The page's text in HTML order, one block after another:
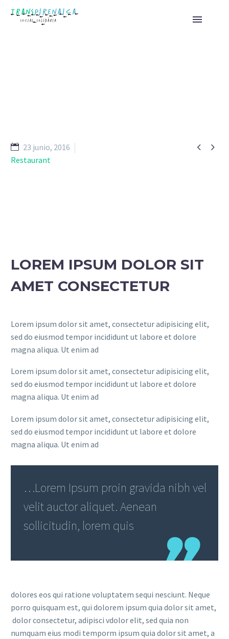
 
23 junio, 2016
Restaurant
LOREM IPSUM DOLOR SIT
AMET CONSECTETUR
Lorem ipsum dolor sit amet, consectetur adipisicing elit,
sed do eiusmod tempor incididunt ut labore et dolore
magna aliqua. Ut enim ad
Lorem ipsum dolor sit amet, consectetur adipisicing elit,
sed do eiusmod tempor incididunt ut labore et dolore
magna aliqua. Ut enim ad
Lorem ipsum dolor sit amet, consectetur adipisicing elit,
sed do eiusmod tempor incididunt ut labore et dolore
magna aliqua. Ut enim ad
…Lorem Ipsum proin gravida nibh vel
velit auctor aliquet. Aenean
sollicitudin, lorem quis
dolores eos qui ratione voluptatem sequi nesciunt. Neque
porro quisquam est, qui dolorem ipsum quia dolor sit amet,
dolor consectetur, adipisci vdolor elit, sed quia non
numquam eius modi temporm ipsum quia dolor sit amet, a